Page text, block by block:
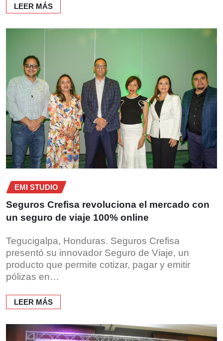
LEER MÁS
EMI STUDIO
Seguros Crefisa revoluciona el mercado con
un seguro de viaje 100% online
Tegucigalpa, Honduras. Seguros Crefisa
presentó su innovador Seguro de Viaje, un
producto que permite cotizar, pagar y emitir
pólizas en…
LEER MÁS